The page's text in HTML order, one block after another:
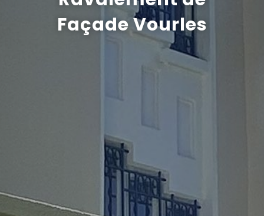
RecrutementFaçade Vourles